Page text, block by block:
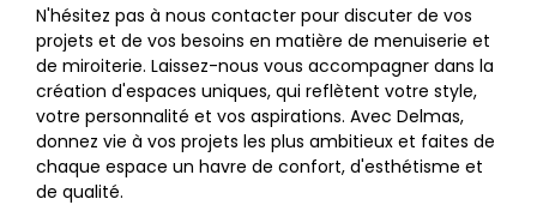
N'hésitez pas à nous contacter pour discuter de vos
projets et de vos besoins en matière de menuiserie et
de miroiterie. Laissez-nous vous accompagner dans la
création d'espaces uniques, qui reflètent votre style,
votre personnalité et vos aspirations. Avec Delmas,
donnez vie à vos projets les plus ambitieux et faites de
chaque espace un havre de confort, d'esthétisme et
de qualité.